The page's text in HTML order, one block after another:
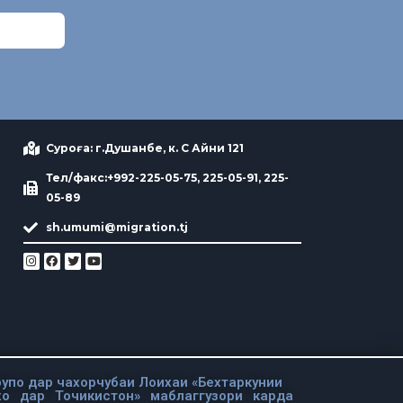
Суроға: г.Душанбе, к. С Айни 121
Тел/факс:+992-225-05-75, 225-05-91, 225-
05-89
sh.umumi@migration.tj
дар чахорчубаи Лоихаи «Бехтаркунии
дар Точикистон» маблаггузори карда